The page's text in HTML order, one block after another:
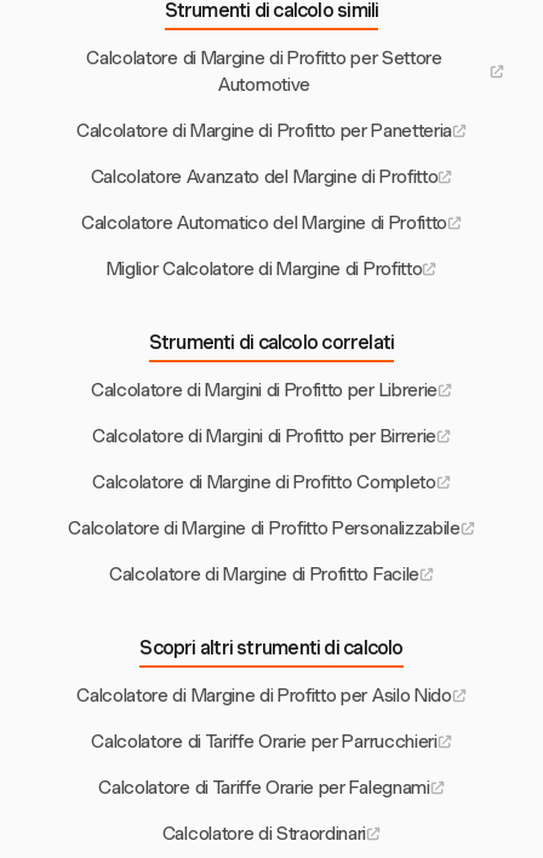
Strumenti di calcolo simili
Calcolatore di Margine di Profitto per Settore
Automotive
Calcolatore di Margine di Profitto per Panetteria
Calcolatore Avanzato del Margine di Profitto
Calcolatore Automatico del Margine di Profitto
Miglior Calcolatore di Margine di Profitto
Strumenti di calcolo correlati
Calcolatore di Margini di Profitto per Librerie
Calcolatore di Margini di Profitto per Birrerie
Calcolatore di Margine di Profitto Completo
Calcolatore di Margine di Profitto Personalizzabile
Calcolatore di Margine di Profitto Facile
Scopri altri strumenti di calcolo
Calcolatore di Margine di Profitto per Asilo Nido
Calcolatore di Tariffe Orarie per Parrucchieri
Calcolatore di Tariffe Orarie per Falegnami
Calcolatore di Straordinari